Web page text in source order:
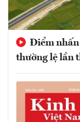
Điểm nhấn
thường lệ lần